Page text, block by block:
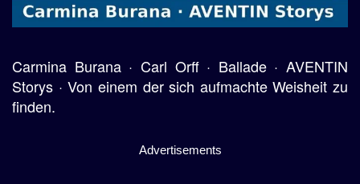
Carmina Burana · Carl Orff · Ballade · AVENTIN
Storys · Von einem der sich aufmachte Weisheit zu
finden.
Advertisements